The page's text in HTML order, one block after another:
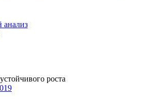
анализ
роста